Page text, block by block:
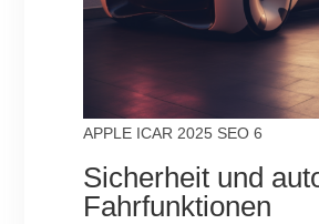
APPLE ICAR 2025 SEO 6
Sicherheit und
Fahrfunktionen